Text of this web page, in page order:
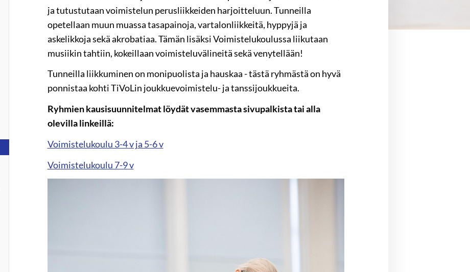
ja tutustutaan voimistelun perusliikkeiden harjoitteluun. Tunneilla
opetellaan muun muassa tasapainoja, vartalonliikkeitä, hyppyjä ja
askelikkoja sekä akrobatiaa. Tämän lisäksi Voimistelukoulussa liikutaan
musiikin tahtiin, kokeillaan voimisteluvälineitä sekä venytellään!
Tunneilla liikkuminen on monipuolista ja hauskaa - tästä ryhmästä on hyvä
ponnistaa kohti TiVoLin joukkuevoimistelu- ja tanssijoukkueita.
Ryhmien kausisuunnitelmat löydät vasemmasta sivupalkista tai alla
olevilla linkeillä:
Voimistelukoulu 3-4 v ja 5-6 v
Voimistelukoulu 7-9 v